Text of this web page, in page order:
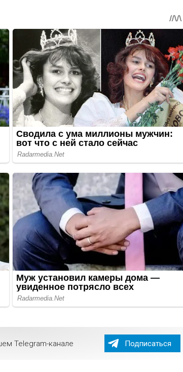
Telegram-канале Подписаться